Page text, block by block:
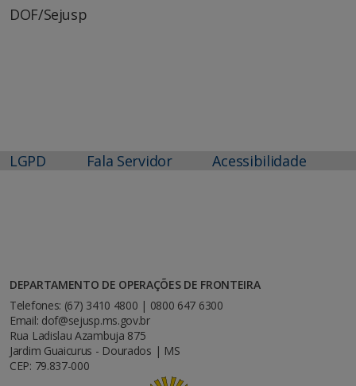
DOF/Sejusp
LGPD Fala Servidor Acessibilidade
DEPARTAMENTO DE OPERAÇÕES DE FRONTEIRA
Telefones: (67) 3410 4800 | 0800 647 6300
Email: dof@sejusp.ms.gov.br
Rua Ladislau Azambuja 875
Jardim Guaicurus - Dourados | MS
CEP: 79.837-000